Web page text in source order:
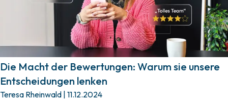
Die Macht der Bewertungen: Warum sie unsere
Entscheidungen lenken
Teresa Rheinwald 11.12.2024